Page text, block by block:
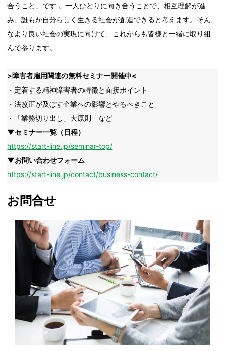
合うこと」です 。一人ひとりに向き合うことで、相互理解が進
み、誰もが自分らしく生きる社会が創造できると考えます。そん
なより良い社会の実現に向けて、これからも皆様と一緒に取り組
んで参ります。
>障害者雇用関連の無料セミナー開催中<
・定着する精神障害者の特徴と面接ポイント
・法改正が及ぼす企業への影響とやるべきこと
・「業務切り出し」大原則 など
▼セミナー一覧（日程）
https://start-line.jp/seminar-top/
▼お問い合わせフォーム
https://start-line.jp/contact/business-contact/
お問合せ